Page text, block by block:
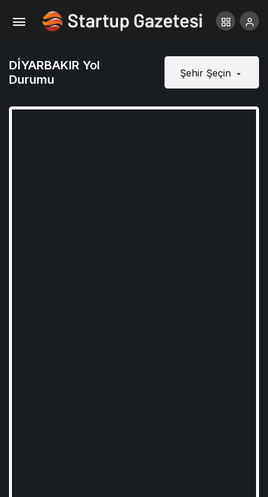
DİYARBAKIR Yol
Durumu
Şehir Şeçin